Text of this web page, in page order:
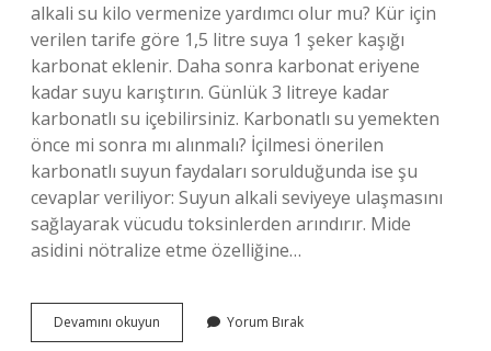
alkali su kilo vermenize yardımcı olur mu? Kür için
verilen tarife göre 1,5 litre suya 1 şeker kaşığı
karbonat eklenir. Daha sonra karbonat eriyene
kadar suyu karıştırın. Günlük 3 litreye kadar
karbonatlı su içebilirsiniz. Karbonatlı su yemekten
önce mi sonra mı alınmalı? İçilmesi önerilen
karbonatlı suyun faydaları sorulduğunda ise şu
cevaplar veriliyor: Suyun alkali seviyeye ulaşmasını
sağlayarak vücudu toksinlerden arındırır. Mide
asidini nötralize etme özelliğine…
Devamını okuyun Zayıflamak
Için
Yorum Bırak